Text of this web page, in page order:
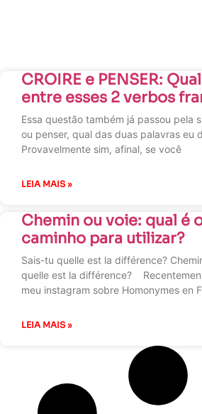
CROIRE e PENSER:
entre esses 2 verbos
Essa questão também já passou pela
ou penser, qual das duas palavras eu
Provavelmente sim, afinal, se você
LEIA MAIS »
Chemin ou voie: qual é
caminho para utilizar?
Sais-tu quelle est la différence?
quelle est la différence?
meu instagram sobre Homonymes en
LEIA MAIS »